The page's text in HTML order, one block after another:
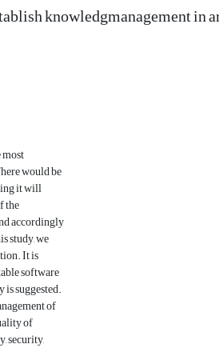
knowledgmanagement in
would be
it will
the
accordingly
study, we
It is
software
suggested.
of
of
security,